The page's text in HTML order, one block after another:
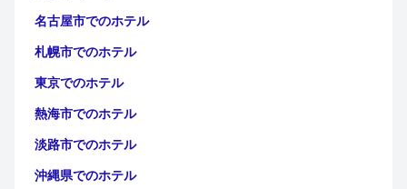
名古屋市でのホテル
札幌市でのホテル
東京でのホテル
熱海市でのホテル
淡路市でのホテル
沖縄県でのホテル